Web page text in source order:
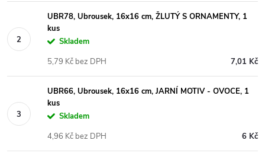
UBR78, Ubrousek, 16x16 cm, ŽLUTÝ S ORNAMENTY, 1
kus
Skladem
7,01 Kč
5,79 Kč bez DPH
UBR66, Ubrousek, 16x16 cm, JARNÍ MOTIV - OVOCE, 1
kus
Skladem
6 Kč
4,96 Kč bez DPH